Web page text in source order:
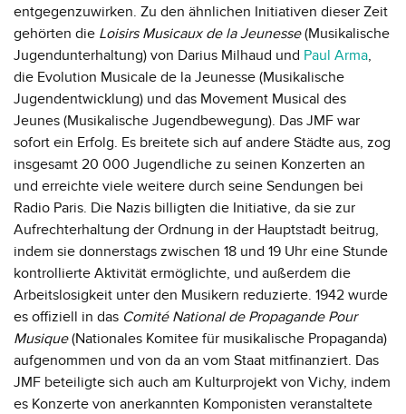
entgegenzuwirken. Zu den ähnlichen Initiativen dieser Zeit
gehörten die Loisirs Musicaux de la Jeunesse(Musikalische
Jugendunterhaltung) von Darius Milhaud und Paul Arma,
die Evolution Musicale de la Jeunesse (Musikalische
Jugendentwicklung) und das Movement Musical des
Jeunes (Musikalische Jugendbewegung). Das JMF war
sofort ein Erfolg. Es breitete sich auf andere Städte aus, zog
insgesamt 20 000 Jugendliche zu seinen Konzerten an
und erreichte viele weitere durch seine Sendungen bei
Radio Paris. Die Nazis billigten die Initiative, da sie zur
Aufrechterhaltung der Ordnung in der Hauptstadt beitrug,
indem sie donnerstags zwischen 18 und 19 Uhr eine Stunde
kontrollierte Aktivität ermöglichte, und außerdem die
Arbeitslosigkeit unter den Musikern reduzierte. 1942 wurde
es offiziell in das Comité National de Propagande Pour
Musique(Nationales Komitee für musikalische Propaganda)
aufgenommen und von da an vom Staat mitfinanziert. Das
JMF beteiligte sich auch am Kulturprojekt von Vichy, indem
es Konzerte von anerkannten Komponisten veranstaltete